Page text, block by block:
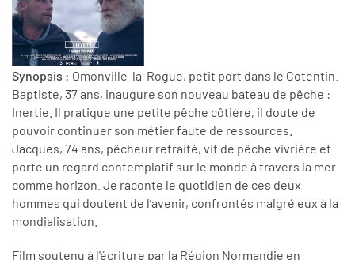
Synopsis : Omonville-la-Rogue, petit port dans le Cotentin.
Baptiste, 37 ans, inaugure son nouveau bateau de pêche :
Inertie. Il pratique une petite pêche côtière, il doute de
pouvoir continuer son métier faute de ressources.
Jacques, 74 ans, pêcheur retraité, vit de pêche vivrière et
porte un regard contemplatif sur le monde à travers la mer
comme horizon. Je raconte le quotidien de ces deux
hommes qui doutent de l’avenir, confrontés malgré eux à la
mondialisation.
Film soutenu à l'écriture par la Région Normandie en